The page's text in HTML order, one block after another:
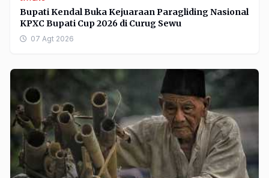
Bupati Kendal Buka Kejuaraan Paragliding Nasional
KPXC Bupati Cup 2026 di Curug Sewu
07 Agt 2026